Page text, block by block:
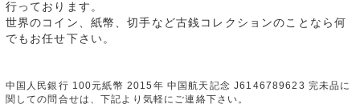
行っております。
世界のコイン、紙幣、切手など古銭コレクションのことなら何
でもお任せ下さい。
中国人民銀行 100元紙幣 2015年 中国航天記念 J6146789623 完未品に
関しての問合せは、下記より気軽にご連絡下さい。